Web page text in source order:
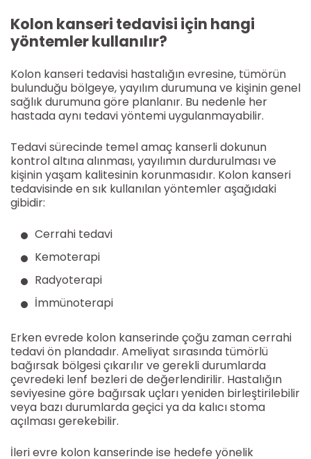
Kolon kanseri tedavisi için hangi
yöntemler kullanılır?
Kolon kanseri tedavisi hastalığın evresine, tümörün
bulunduğu bölgeye, yayılım durumuna ve kişinin genel
sağlık durumuna göre planlanır. Bu nedenle her
hastada aynı tedavi yöntemi uygulanmayabilir.
Tedavi sürecinde temel amaç kanserli dokunun
kontrol altına alınması, yayılımın durdurulması ve
kişinin yaşam kalitesinin korunmasıdır. Kolon kanseri
tedavisinde en sık kullanılan yöntemler aşağıdaki
gibidir:
Cerrahi tedavi
Kemoterapi
Radyoterapi
İmmünoterapi
Erken evrede kolon kanserinde çoğu zaman cerrahi
tedavi ön plandadır. Ameliyat sırasında tümörlü
bağırsak bölgesi çıkarılır ve gerekli durumlarda
çevredeki lenf bezleri de değerlendirilir. Hastalığın
seviyesine göre bağırsak uçları yeniden birleştirilebilir
veya bazı durumlarda geçici ya da kalıcı stoma
açılması gerekebilir.
İleri evre kolon kanserinde ise hedefe yönelik